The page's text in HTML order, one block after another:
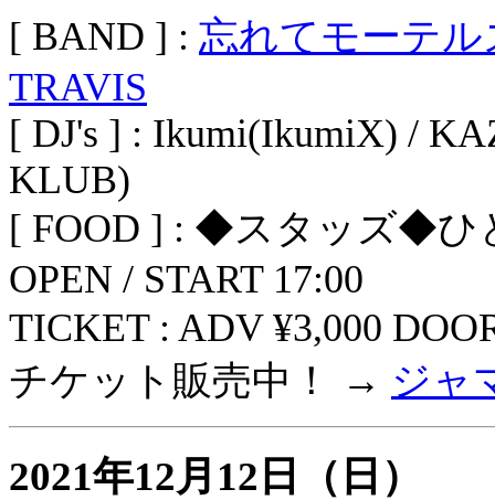
[ BAND ] : 忘れてモーテル
TRAVIS
[ DJ's ] : Ikumi(IkumiX) /
KLUB)
[ FOOD ] : ◆スタッズ◆ひ
OPEN / START 17:00
TICKET : ADV ¥3,000
チケット販売中！ → ジャ
2021年12月12日（日）